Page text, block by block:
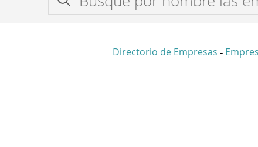
Directorio de Empresas -